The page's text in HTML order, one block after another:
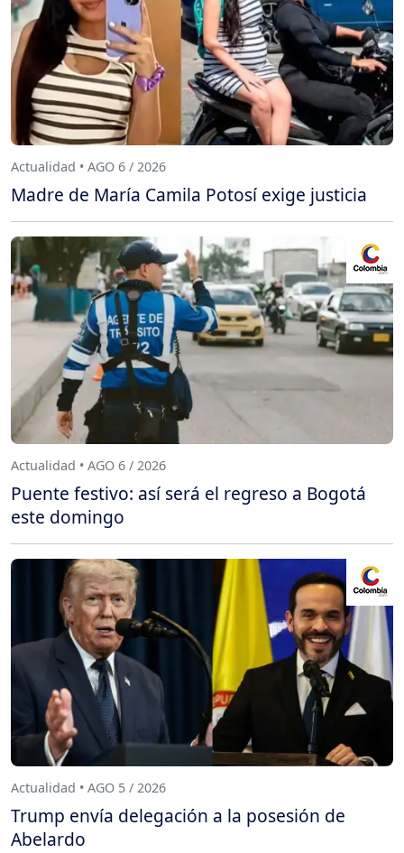
Actualidad • AGO 6 / 2026
Madre de María Camila Potosí exige justicia
Actualidad • AGO 6 / 2026
Puente festivo: así será el regreso a Bogotá
este domingo
Actualidad • AGO 5 / 2026
Trump envía delegación a la posesión de
Abelardo